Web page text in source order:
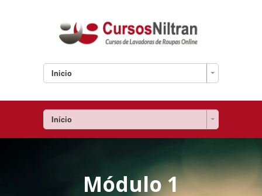
Inicio
Início
Módulo 1